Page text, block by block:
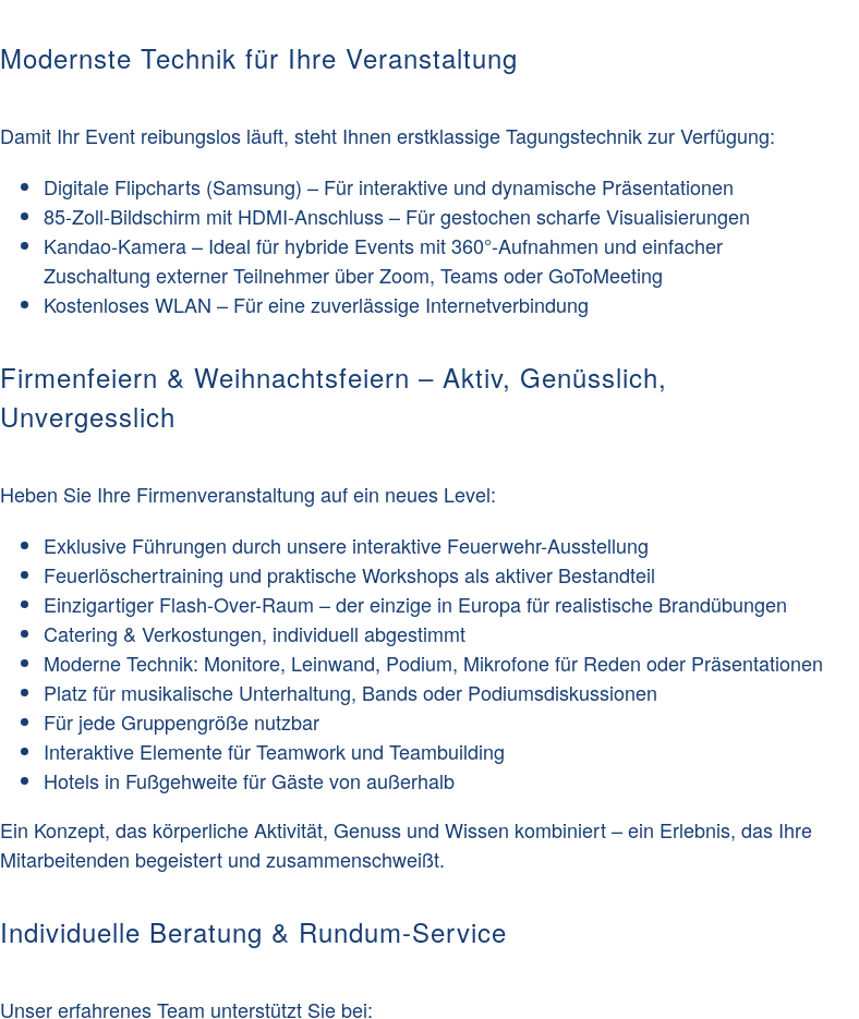
Modernste Technik für Ihre Veranstaltung
Damit Ihr Event reibungslos läuft, steht Ihnen erstklassige Tagungstechnik zur Verfügung:
Digitale Flipcharts (Samsung) – Für interaktive und dynamische Präsentationen
85-Zoll-Bildschirm mit HDMI-Anschluss– Für gestochen scharfe Visualisierungen
Kandao-Kamera– Ideal für hybride Events mit 360°-Aufnahmen und einfacher
Zuschaltung externer Teilnehmer über Zoom, Teams oder GoToMeeting
Kostenloses WLAN – Für eine zuverlässige Internetverbindung
Firmenfeiern & Weihnachtsfeiern – Aktiv, Genüsslich,
Unvergesslich
Heben Sie Ihre Firmenveranstaltung auf ein neues Level:
Exklusive Führungen durch unsere interaktive Feuerwehr-Ausstellung
Feuerlöschertraining und praktische Workshops als aktiver Bestandteil
Einzigartiger Flash-Over-Raum – der einzige in Europa für realistische Brandübungen
Catering & Verkostungen, individuell abgestimmt
Moderne Technik: Monitore, Leinwand, Podium, Mikrofone für Reden oder Präsentationen
Platz für musikalische Unterhaltung, Bands oder Podiumsdiskussionen
Für jede Gruppengröße nutzbar
Interaktive Elementefür Teamwork und Teambuilding
Hotels in Fußgehweite für Gäste von außerhalb
Ein Konzept, das körperliche Aktivität, Genuss und Wissen kombiniert – ein Erlebnis, das Ihre
Mitarbeitenden begeistert und zusammenschweißt.
Individuelle Beratung & Rundum-Service
Unser erfahrenes Team unterstützt Sie bei: